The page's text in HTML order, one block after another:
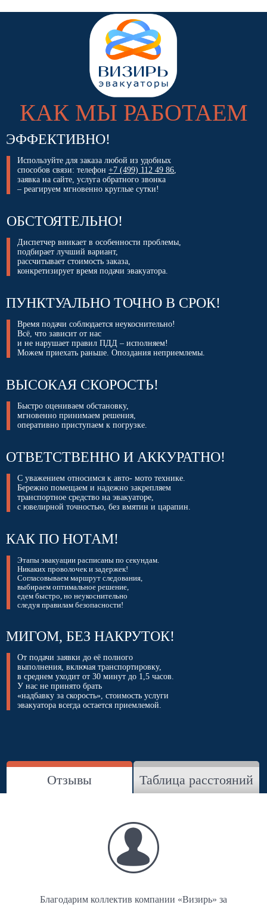
КАК МЫ РАБОТАЕМ
ЭФФЕКТИВНО!
Используйте для заказа любой из удобных
способов связи: телефон+7 (499) 112 49 86
заявка на сайте, услуга обратного звонка
– реагируем мгновенно круглые сутки!
ОБСТОЯТЕЛЬНО!
Диспетчер вникает в особенности проблемы,
подбирает лучший вариант,
рассчитывает стоимость заказа,
конкретизирует время подачи эвакуатора.
ПУНКТУАЛЬНО ТОЧНО В СРОК!
Время подачи соблюдается неукоснительно!
Всё, что зависит от нас
и не нарушает правил ПДД – исполняем!
Можем приехать раньше. Опоздания неприемлемы.
ВЫСОКАЯ СКОРОСТЬ!
Быстро оцениваем обстановку,
мгновенно принимаем решения,
оперативно приступаем к погрузке.
ОТВЕТСТВЕННО И АККУРАТНО!
С уважением относимся к авто- мото технике.
Бережно помещаем и надежно закрепляем
транспортное средство на эвакуаторе,
с ювелирной точностью, без вмятин и царапин.
КАК ПО НОТАМ!
Этапы эвакуации расписаны по секундам.
Никаких проволочек и задержек!
Согласовываем маршрут следования,
выбираем оптимальное решение,
едем быстро, но неукоснительно
следуя правилам безопасности!
МИГОМ, БЕЗ НАКРУТОК!
От подачи заявки до её полного
выполнения, включая транспортировку,
в среднем уходит от 30 минут до 1,5 часов.
У нас не принято брать
«надбавку за скорость», стоимость услуги
эвакуатора всегда остается приемлемой.
Отзывы Таблица расстояний
Благодарим коллектив компании «Визирь» за